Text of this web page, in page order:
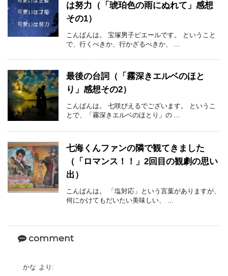
は努力（「琥珀色の雨にぬれて」感想
その1）
こんばんは。 宝塚男子ピエールです。 ということ
で、行くべきか、行かざるべきか、 ...
最後の台詞（「霧深きエルベのほと
り」感想その2）
こんばんは。 七咲ぴえるでございます。 というこ
とで、「霧深きエルベのほとり」の ...
七海くんファンの隣で観てきました
（「ロマンス！！」2回目の観劇の思い
出）
こんばんは。 「塩対応」という言葉がありますが、
何にかけてもだいたい美味しい、 ...
comment
かな より: